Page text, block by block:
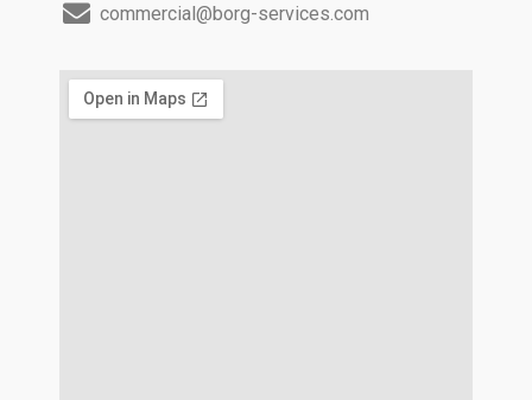
commercial@borg-services.com